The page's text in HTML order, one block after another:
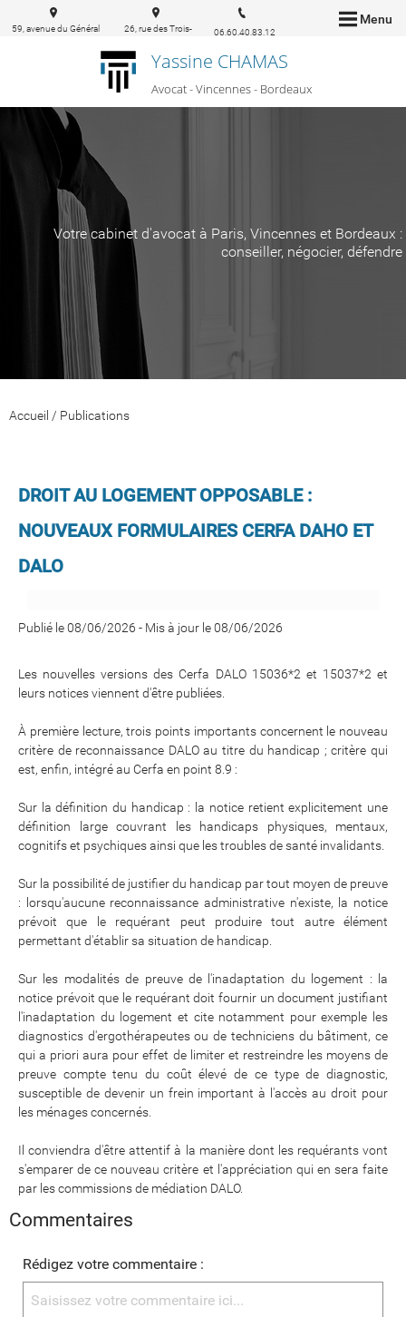
Menu
Yassine CHAMAS
Avocat - Vincennes - Bordeaux
59, avenue du Général
26, rue des Trois-
Bordeaux
06.60.40.83.12
Votre cabinet d'avocat à Paris, Vincennes et Bordeaux :
conseiller, négocier, défendre
Accueil / Publications
DROIT AU LOGEMENT OPPOSABLE :
NOUVEAUX FORMULAIRES CERFA DAHO ET
DALO
Publié le 08/06/2026 - Mis à jour le 08/06/2026
Les nouvelles versions des Cerfa DALO 15036*2 et 15037*2 et
leurs notices viennent d'être publiées.
À première lecture, trois points importants concernent le nouveau
critère de reconnaissance DALO au titre du handicap ; critère qui
est, enfin, intégré au Cerfa en point 8.9 :
Sur la définition du handicap : la notice retient explicitement une
définition large couvrant les handicaps physiques, mentaux,
cognitifs et psychiques ainsi que les troubles de santé invalidants.
Sur la possibilité de justifier du handicap par tout moyen de preuve
: lorsqu'aucune reconnaissance administrative n'existe, la notice
prévoit que le requérant peut produire tout autre élément
permettant d'établir sa situation de handicap.
Sur les modalités de preuve de l'inadaptation du logement : la
notice prévoit que le requérant doit fournir un document justifiant
l'inadaptation du logement et cite notamment pour exemple les
diagnostics d'ergothérapeutes ou de techniciens du bâtiment, ce
qui a priori aura pour effet de limiter et restreindre les moyens de
preuve compte tenu du coût élevé de ce type de diagnostic,
susceptible de devenir un frein important à l'accès au droit pour
les ménages concernés.
Il conviendra d'être attentif à la manière dont les requérants vont
s'emparer de ce nouveau critère et l'appréciation qui en sera faite
par les commissions de médiation DALO.
Commentaires
Rédigez votre commentaire :